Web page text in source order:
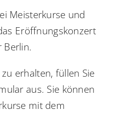
Meisterkurse und
Eröffnungskonzert
Berlin.
erhalten, füllen Sie
aus. Sie können
mit dem